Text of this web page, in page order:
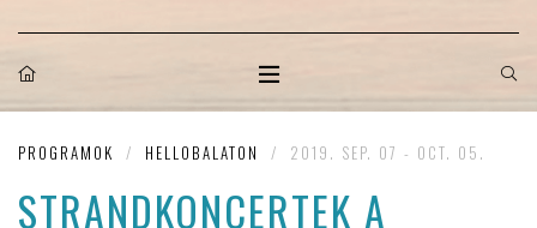
PROGRAMOK / HELLOBALATON / 2019. SEP. 07 - OCT. 05.
STRANDKONCERTEK A